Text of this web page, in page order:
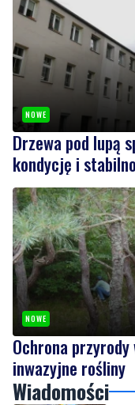
NOWE
Drzewa pod lupą
kondycję i
NOWE
Ochrona
inwazyjne rośliny
Wiadomości